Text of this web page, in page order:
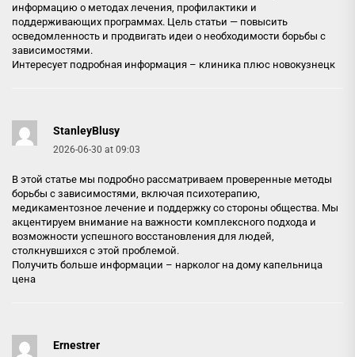
информацию о методах лечения, профилактики и
поддерживающих программах. Цель статьи — повысить
осведомленность и продвигать идеи о необходимости борьбы с
зависимостями.
Интересует подробная информация – клиника плюс новокузнецк
StanleyBlusy
2026-06-30 at 09:03
В этой статье мы подробно рассматриваем проверенные методы
борьбы с зависимостями, включая психотерапию,
медикаментозное лечение и поддержку со стороны общества. Мы
акцентируем внимание на важности комплексного подхода и
возможности успешного восстановления для людей,
столкнувшихся с этой проблемой.
Получить больше информации – нарколог на дому капельница
цена
Ernestrer